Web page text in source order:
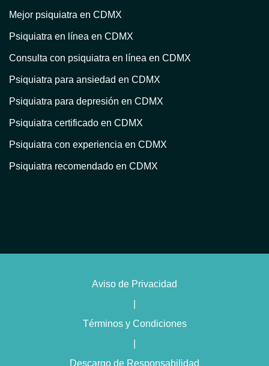
Mejor psiquiatra en CDMX
Psiquiatra en línea en CDMX
Consulta con psiquiatra en línea en CDMX
Psiquiatra para ansiedad en CDMX
Psiquiatra para depresión en CDMX
Psiquiatra certificado en CDMX
Psiquiatra con experiencia en CDMX
Psiquiatra recomendado en CDMX
Psiquiatra con terapia en CDMX
Psiquiatra con terapia cognitivo conductual en CDMX
Psiquiatra especialista en insomnio en CDMX
Psiquiatra experto en trastornos de personalidad en CDMX
Aviso de Privacidad
Términos y Condiciones
Descargo de Responsabilidad